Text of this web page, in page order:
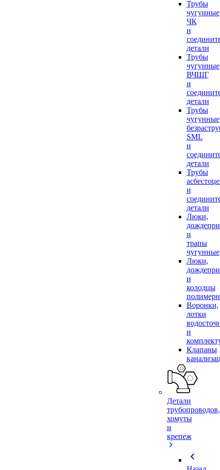
Трубы
чугунные
ЧК
и
детали
Трубы
чугунные
ВЧШГ
и
детали
Трубы
чугунные
SML
и
детали
Трубы
и
детали
Люки,
и
трапы
чугунные
Люки,
и
колодцы
Воронки,
лотки
и
Клапаны
Детали
трубопроводов,
хомуты
и
крепеж
chevron_left